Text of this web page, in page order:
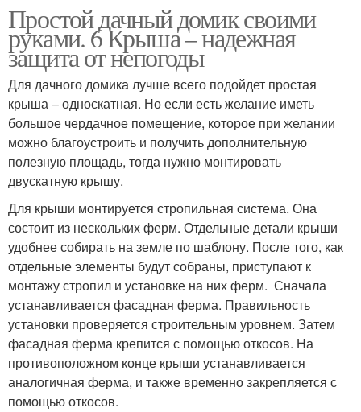
Простой дачный домик своими
руками. 6 Крыша – надежная
защита от непогоды
Для дачного домика лучше всего подойдет простая
крыша – односкатная. Но если есть желание иметь
большое чердачное помещение, которое при желании
можно благоустроить и получить дополнительную
полезную площадь, тогда нужно монтировать
двускатную крышу.
Для крыши монтируется стропильная система. Она
состоит из нескольких ферм. Отдельные детали крыши
удобнее собирать на земле по шаблону. После того, как
отдельные элементы будут собраны, приступают к
монтажу стропил и установке на них ферм. Сначала
устанавливается фасадная ферма. Правильность
установки проверяется строительным уровнем. Затем
фасадная ферма крепится с помощью откосов. На
противоположном конце крыши устанавливается
аналогичная ферма, и также временно закрепляется с
помощью откосов.